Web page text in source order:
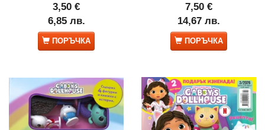
3,50 €
6,85 лв.
ПОРЪЧКА
7,50 €
14,67 лв.
ПОРЪЧКА